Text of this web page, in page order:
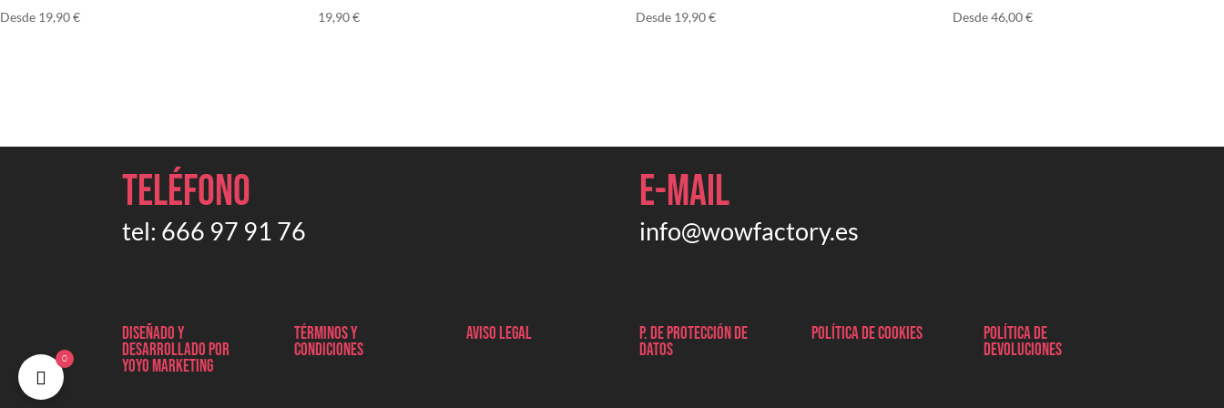
Desde 19,90€ 19,90€ Desde 19,90€ Desde46,00€
Teléfono
tel: 666 97 91 76
E-mail
info@wowfactory.es
Diseñado y
desarrollado por
Yoyo marketing
Términos y
condiciones
Aviso legal P. de protección de
datos
Política de cookies Política de
devoluciones
0